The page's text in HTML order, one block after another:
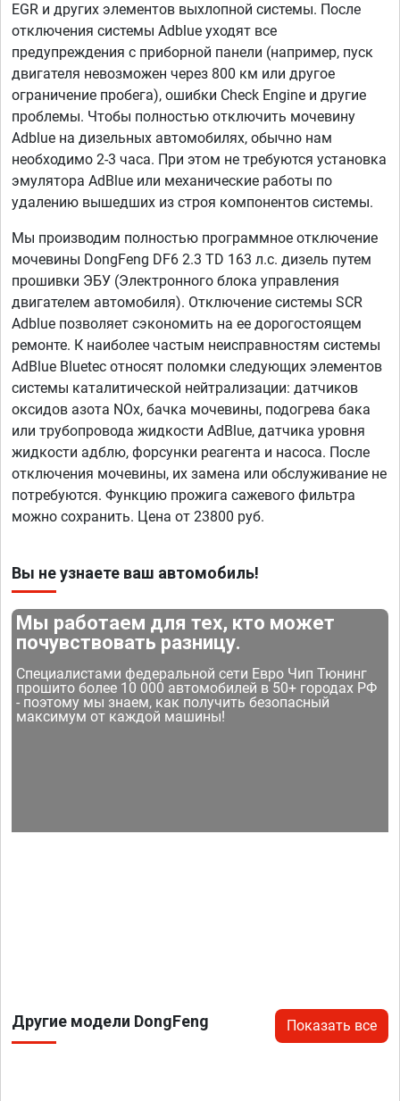
EGR и других элементов выхлопной системы. После
отключения системы Adblue уходят все
предупреждения с приборной панели (например, пуск
двигателя невозможен через 800 км или другое
ограничение пробега), ошибки Check Engine и другие
проблемы. Чтобы полностью отключить мочевину
Adblue на дизельных автомобилях, обычно нам
необходимо 2-3 часа. При этом не требуются установка
эмулятора AdBlue или механические работы по
удалению вышедших из строя компонентов системы.
Мы производим полностью программное отключение
мочевины DongFeng DF6 2.3 TD 163 л.с. дизель путем
прошивки ЭБУ (Электронного блока управления
двигателем автомобиля). Отключение системы SCR
Adblue позволяет сэкономить на ее дорогостоящем
ремонте. К наиболее частым неисправностям системы
AdBlue Bluetec относят поломки следующих элементов
системы каталитической нейтрализации: датчиков
оксидов азота NOx, бачка мочевины, подогрева бака
или трубопровода жидкости AdBlue, датчика уровня
жидкости адблю, форсунки реагента и насоса. После
отключения мочевины, их замена или обслуживание не
потребуются. Функцию прожига сажевого фильтра
можно сохранить. Цена от 23800 руб.
Вы не узнаете ваш автомобиль!
Мы работаем для тех, кто может
почувствовать разницу.
Специалистами федеральной сети Евро Чип Тюнинг
прошито более 10 000 автомобилей в 50+ городах РФ
- поэтому мы знаем, как получить безопасный
максимум от каждой машины!
Другие модели DongFeng Показать все